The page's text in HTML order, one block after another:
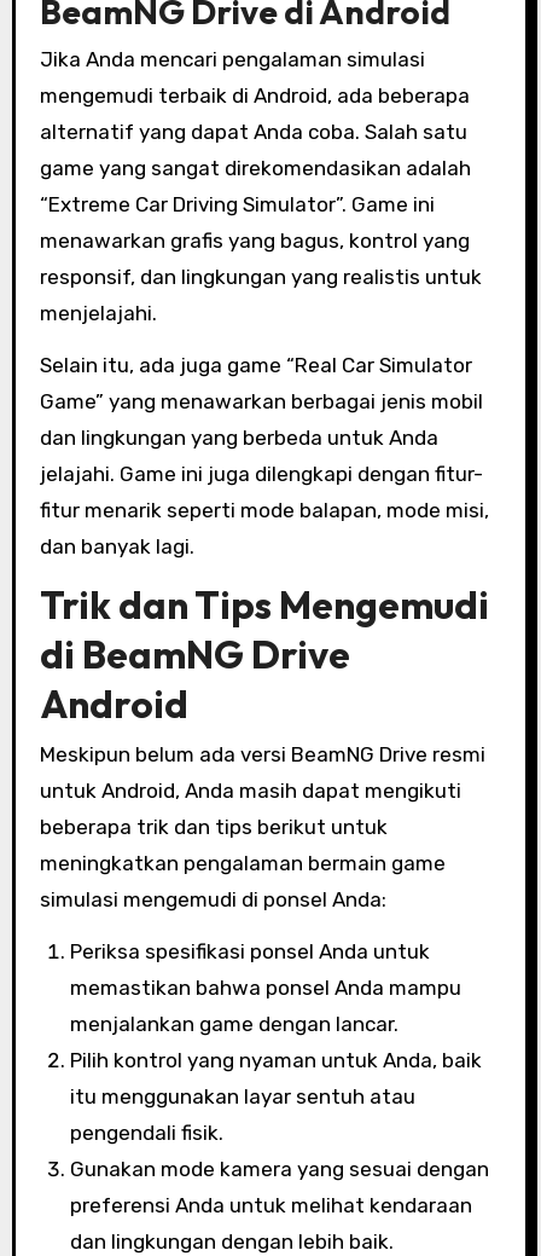
BeamNG Drive di Android
Jika Anda mencari pengalaman simulasi
mengemudi terbaik di Android, ada beberapa
alternatif yang dapat Anda coba. Salah satu
game yang sangat direkomendasikan adalah
“Extreme Car Driving Simulator”. Game ini
menawarkan grafis yang bagus, kontrol yang
responsif, dan lingkungan yang realistis untuk
menjelajahi.
Selain itu, ada juga game “Real Car Simulator
Game” yang menawarkan berbagai jenis mobil
dan lingkungan yang berbeda untuk Anda
jelajahi. Game ini juga dilengkapi dengan fitur-
fitur menarik seperti mode balapan, mode misi,
dan banyak lagi.
Trik dan Tips Mengemudi
di BeamNG Drive
Android
Meskipun belum ada versi BeamNG Drive resmi
untuk Android, Anda masih dapat mengikuti
beberapa trik dan tips berikut untuk
meningkatkan pengalaman bermain game
simulasi mengemudi di ponsel Anda:
Periksa spesifikasi ponsel Anda untuk
memastikan bahwa ponsel Anda mampu
menjalankan game dengan lancar.
Pilih kontrol yang nyaman untuk Anda, baik
itu menggunakan layar sentuh atau
pengendali fisik.
Gunakan mode kamera yang sesuai dengan
preferensi Anda untuk melihat kendaraan
dan lingkungan dengan lebih baik.